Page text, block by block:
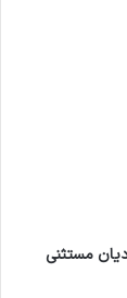
مستثنی